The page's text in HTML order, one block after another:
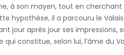
à son mayen, tout en
hypothèse, il a parcouru le
jour après jour ses
constitue, selon lui, l’âme du